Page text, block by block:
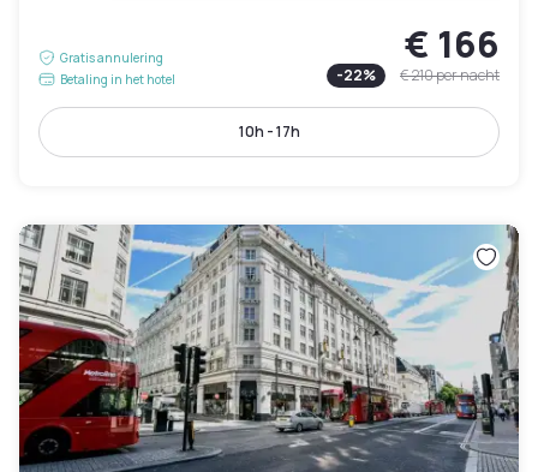
Gratis annulering
Betaling in het hotel
€ 166
-22% € 210per nacht
10h - 17h